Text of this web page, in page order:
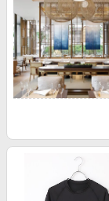
金融・マネー・保
デジタルコンテンツ
ビジネス・その他
Samsung ボーナ
週末の高還元 夏の